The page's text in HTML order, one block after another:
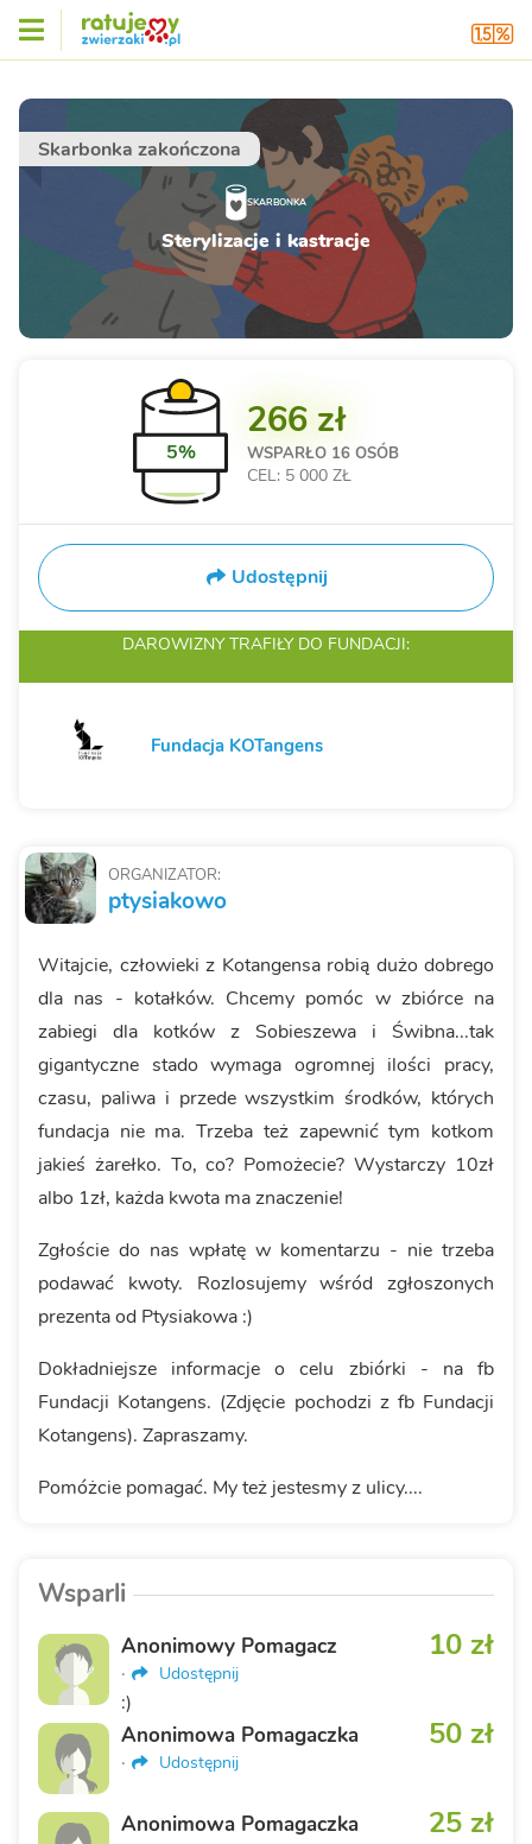
Skarbonka zakończona
SKARBONKA
Sterylizacje i kastracje
ORGANIZATOR:
ptysiakowo
Witajcie, człowieki z Kotangensa robią dużo dobrego
dla nas - kotałków. Chcemy pomóc w zbiórce na
zabiegi dla kotków z Sobieszewa i Świbna...tak
gigantyczne stado wymaga ogromnej ilości pracy,
czasu, paliwa i przede wszystkim środków, których
fundacja nie ma. Trzeba też zapewnić tym kotkom
jakieś żarełko. To, co? Pomożecie? Wystarczy 10zł
albo 1zł, każda kwota ma znaczenie!
Zgłoście do nas wpłatę w komentarzu - nie trzeba
podawać kwoty. Rozlosujemy wśród zgłoszonych
prezenta od Ptysiakowa :)
Dokładniejsze informacje o celu zbiórki - na fb
Fundacji Kotangens. (Zdjęcie pochodzi z fb Fundacji
Kotangens). Zapraszamy.
Pomóżcie pomagać. My też jestesmy z ulicy....
Wsparli
10 zł
Anonimowy Pomagacz
· Udostępnij
:)
50 zł
Anonimowa Pomagaczka
· Udostępnij
25 zł
Anonimowa Pomagaczka
5%
266 zł
WSPARŁO 16 OSÓB
CEL: 5 000 ZŁ
Udostępnij
DAROWIZNY TRAFIŁY DO FUNDACJI:
Fundacja KOTangens